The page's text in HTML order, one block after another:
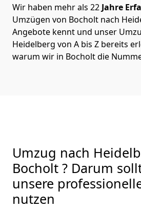
Wir haben mehr als 22 Jahre
Umzügen von Bocholt nach
Angebote kennt und unser
Heidelberg von A bis Z bereits
warum wir in Bocholt die
Umzug nach
Bocholt ? Darum
unsere
nutzen